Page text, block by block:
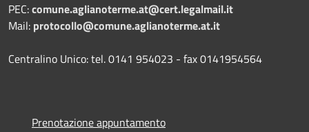
PEC:comune.aglianoterme.at@cert.legalmail.it
Mail: protocollo@comune.aglianoterme.at.it
Centralino Unico: tel. 0141 954023 - fax 0141954564
Prenotazione appuntamento